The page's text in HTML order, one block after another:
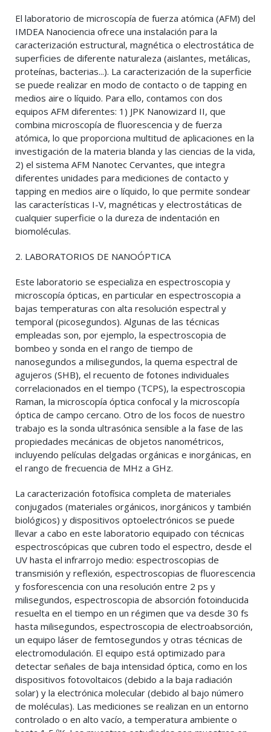
El laboratorio de microscopía de fuerza atómica (AFM) del
IMDEA Nanociencia ofrece una instalación para la
caracterización estructural, magnética o electrostática de
superficies de diferente naturaleza (aislantes, metálicas,
proteínas, bacterias...). La caracterización de la superficie
se puede realizar en modo de contacto o de tapping en
medios aire o líquido. Para ello, contamos con dos
equipos AFM diferentes: 1) JPK Nanowizard II, que
combina microscopía de fluorescencia y de fuerza
atómica, lo que proporciona multitud de aplicaciones en la
investigación de la materia blanda y las ciencias de la vida,
2) el sistema AFM Nanotec Cervantes, que integra
diferentes unidades para mediciones de contacto y
tapping en medios aire o líquido, lo que permite sondear
las características I-V, magnéticas y electrostáticas de
cualquier superficie o la dureza de indentación en
biomoléculas.
2. LABORATORIOS DE NANOÓPTICA
Este laboratorio se especializa en espectroscopia y
microscopía ópticas, en particular en espectroscopia a
bajas temperaturas con alta resolución espectral y
temporal (picosegundos). Algunas de las técnicas
empleadas son, por ejemplo, la espectroscopia de
bombeo y sonda en el rango de tiempo de
nanosegundos a milisegundos, la quema espectral de
agujeros (SHB), el recuento de fotones individuales
correlacionados en el tiempo (TCPS), la espectroscopia
Raman, la microscopía óptica confocal y la microscopía
óptica de campo cercano. Otro de los focos de nuestro
trabajo es la sonda ultrasónica sensible a la fase de las
propiedades mecánicas de objetos nanométricos,
incluyendo películas delgadas orgánicas e inorgánicas, en
el rango de frecuencia de MHz a GHz.
La caracterización fotofísica completa de materiales
conjugados (materiales orgánicos, inorgánicos y también
biológicos) y dispositivos optoelectrónicos se puede
llevar a cabo en este laboratorio equipado con técnicas
espectroscópicas que cubren todo el espectro, desde el
UV hasta el infrarrojo medio: espectroscopias de
transmisión y reflexión, espectroscopias de fluorescencia
y fosforescencia con una resolución entre 2 ps y
milisegundos, espectroscopia de absorción fotoinducida
resuelta en el tiempo en un régimen que va desde 30 fs
hasta milisegundos, espectroscopia de electroabsorción,
un equipo láser de femtosegundos y otras técnicas de
electromodulación. El equipo está optimizado para
detectar señales de baja intensidad óptica, como en los
dispositivos fotovoltaicos (debido a la baja radiación
solar) y la electrónica molecular (debido al bajo número
de moléculas). Las mediciones se realizan en un entorno
controlado o en alto vacío, a temperatura ambiente o